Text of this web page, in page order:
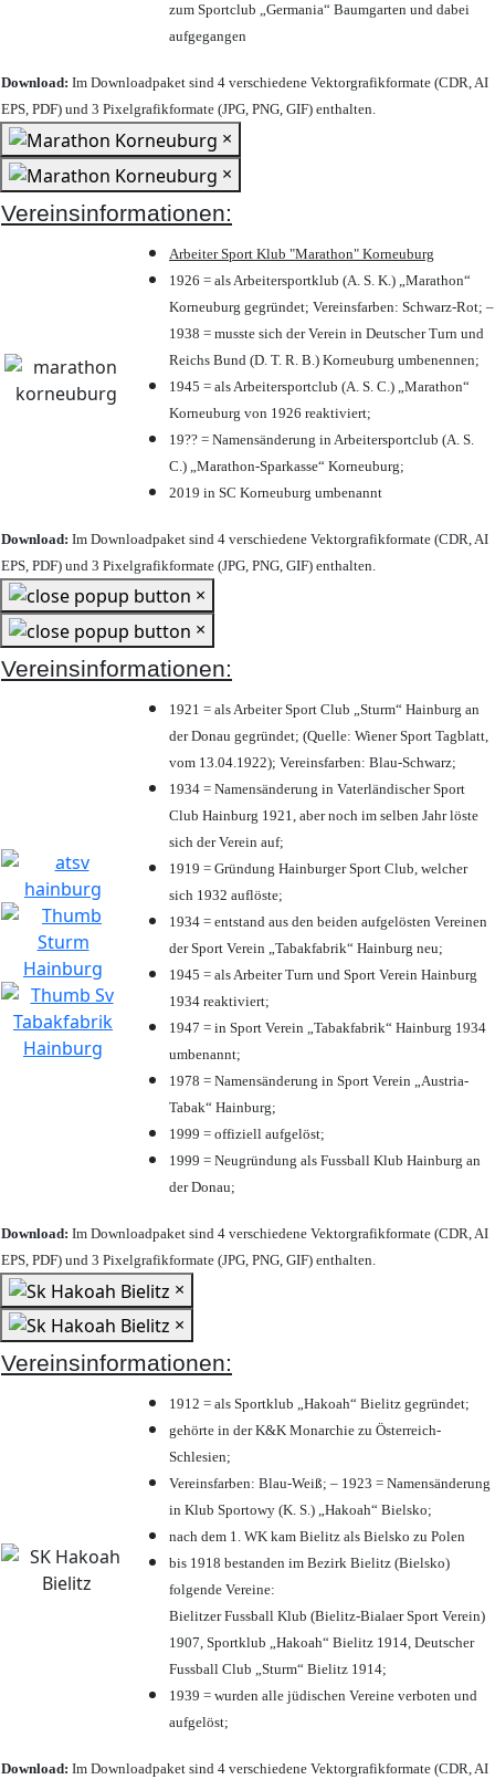
zum Sportclub „Germania“ Baumgarten und dabei
aufgegangen
Download: Im Downloadpaket sind 4 verschiedene Vektorgrafikformate (CDR, AI
EPS, PDF) und 3 Pixelgrafikformate (JPG, PNG, GIF) enthalten.
×
×
Vereinsinformationen:
Arbeiter Sport Klub "Marathon" Korneuburg
1926 = als Arbeitersportklub (A. S. K.) „Marathon“
Korneuburg gegründet; Vereinsfarben: Schwarz-Rot; –
1938 = musste sich der Verein in Deutscher Turn und
Reichs Bund (D. T. R. B.) Korneuburg umbenennen;
1945 = als Arbeitersportclub (A. S. C.) „Marathon“
Korneuburg von 1926 reaktiviert;
19?? = Namensänderung in Arbeitersportclub (A. S.
C.) „Marathon-Sparkasse“ Korneuburg;
2019 in SC Korneuburg umbenannt
Download: Im Downloadpaket sind 4 verschiedene Vektorgrafikformate (CDR, AI
EPS, PDF) und 3 Pixelgrafikformate (JPG, PNG, GIF) enthalten.
×
×
Vereinsinformationen:
1921 = als Arbeiter Sport Club „Sturm“ Hainburg an
der Donau gegründet; (Quelle: Wiener Sport Tagblatt,
vom 13.04.1922); Vereinsfarben: Blau-Schwarz;
1934 = Namensänderung in Vaterländischer Sport
Club Hainburg 1921, aber noch im selben Jahr löste
sich der Verein auf;
1919 = Gründung Hainburger Sport Club, welcher
sich 1932 auflöste;
1934 = entstand aus den beiden aufgelösten Vereinen
der Sport Verein „Tabakfabrik“ Hainburg neu;
1945 = als Arbeiter Turn und Sport Verein Hainburg
1934 reaktiviert;
1947 = in Sport Verein „Tabakfabrik“ Hainburg 1934
umbenannt;
1978 = Namensänderung in Sport Verein „Austria-
Tabak“ Hainburg;
1999 = offiziell aufgelöst;
1999 = Neugründung als Fussball Klub Hainburg an
der Donau;
Download: Im Downloadpaket sind 4 verschiedene Vektorgrafikformate (CDR, AI
EPS, PDF) und 3 Pixelgrafikformate (JPG, PNG, GIF) enthalten.
×
×
Vereinsinformationen:
1912 = als Sportklub „Hakoah“ Bielitz gegründet;
gehörte in der K&K Monarchie zu Österreich-
Schlesien;
Vereinsfarben: Blau-Weiß; – 1923 = Namensänderung
in Klub Sportowy (K. S.) „Hakoah“ Bielsko;
nach dem 1. WK kam Bielitz als Bielsko zu Polen
bis 1918 bestanden im Bezirk Bielitz (Bielsko)
folgende Vereine:
Bielitzer Fussball Klub (Bielitz-Bialaer Sport Verein)
1907, Sportklub „Hakoah“ Bielitz 1914, Deutscher
Fussball Club „Sturm“ Bielitz 1914;
1939 = wurden alle jüdischen Vereine verboten und
aufgelöst;
Download: Im Downloadpaket sind 4 verschiedene Vektorgrafikformate (CDR, AI